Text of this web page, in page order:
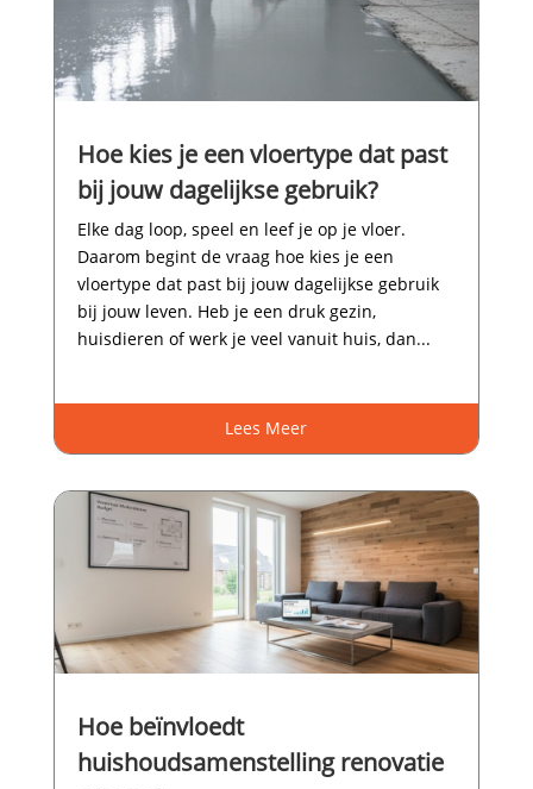
Hoe kies je een vloertype dat past
bij jouw dagelijkse gebruik?
Elke dag loop, speel en leef je op je vloer.​
Daarom begint de vraag hoe kies je een
vloertype dat past bij jouw dagelijkse gebruik
bij jouw leven.​ Heb je een druk gezin,
huisdieren of werk je veel vanuit huis, dan...
Lees Meer
Hoe beïnvloedt
huishoudsamenstelling renovatie